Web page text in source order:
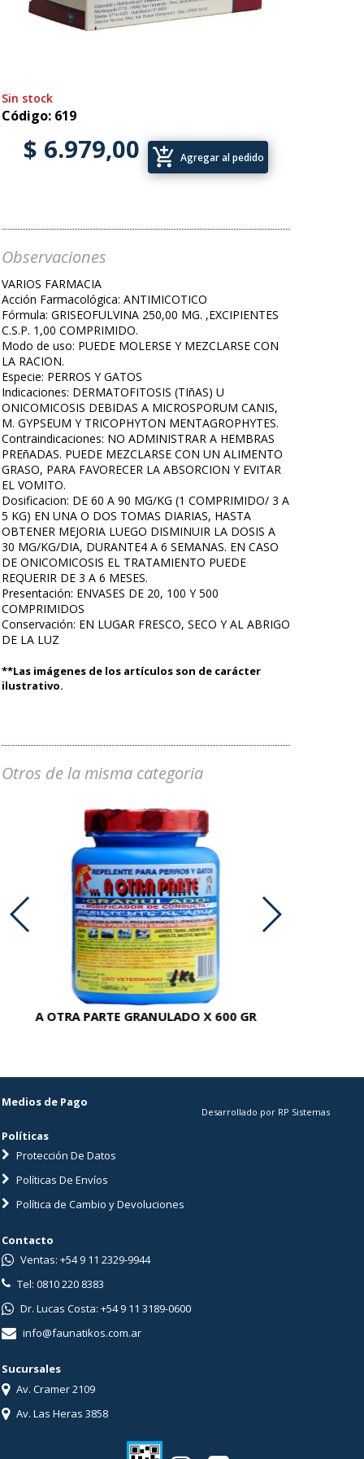
Sin stock
Código: 619
$ 6.979,00 add_shopping_cart Agregar al pedido
Observaciones
VARIOS FARMACIA
Acción Farmacológica: ANTIMICOTICO
Fórmula: GRISEOFULVINA 250,00 MG. ,EXCIPIENTES
C.S.P. 1,00 COMPRIMIDO.
Modo de uso: PUEDE MOLERSE Y MEZCLARSE CON
LA RACION.
Especie: PERROS Y GATOS
Indicaciones: DERMATOFITOSIS (TIñAS) U
ONICOMICOSIS DEBIDAS A MICROSPORUM CANIS,
M. GYPSEUM Y TRICOPHYTON MENTAGROPHYTES.
Contraindicaciones: NO ADMINISTRAR A HEMBRAS
PREñADAS. PUEDE MEZCLARSE CON UN ALIMENTO
GRASO, PARA FAVORECER LA ABSORCION Y EVITAR
EL VOMITO.
Dosificacion: DE 60 A 90 MG/KG (1 COMPRIMIDO/ 3 A
5 KG) EN UNA O DOS TOMAS DIARIAS, HASTA
OBTENER MEJORIA LUEGO DISMINUIR LA DOSIS A
30 MG/KG/DIA, DURANTE4 A 6 SEMANAS. EN CASO
DE ONICOMICOSIS EL TRATAMIENTO PUEDE
REQUERIR DE 3 A 6 MESES.
Presentación: ENVASES DE 20, 100 Y 500
COMPRIMIDOS
Conservación: EN LUGAR FRESCO, SECO Y AL ABRIGO
DE LA LUZ
**Las imágenes de los artículos son de carácter
ilustrativo.
Otros de la misma categoria
A OTRA PARTE GRANULADO X 600 GR
Medios de Pago
Políticas
Protección De Datos
Políticas De Envíos
Política de Cambio y Devoluciones
Desarrollado por RP Sistemas
Contacto
Ventas: +54 9 11 2329-9944
Tel: 0810 220 8383
Dr. Lucas Costa: +54 9 11 3189-0600
info@faunatikos.com.ar
Sucursales
Av. Cramer 2109
Av. Las Heras 3858